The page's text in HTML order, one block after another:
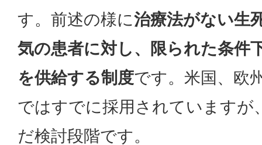
す。前述の様に治療法がない生
気の患者に対し、限られた条件
を供給する制度です。米国、欧
ではすでに採用されていますが
だ検討段階です。